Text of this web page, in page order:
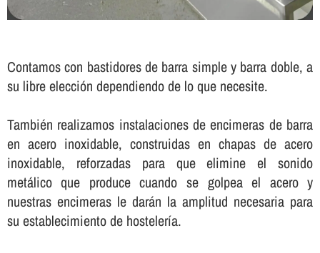
Contamos con bastidores de barra simple y barra doble, a
su libre elección dependiendo de lo que necesite.
También realizamos instalaciones de encimeras de barra
en acero inoxidable, construidas en chapas de acero
inoxidable, reforzadas para que elimine el sonido
metálico que produce cuando se golpea el acero y
nuestras encimeras le darán la amplitud necesaria para
su establecimiento de hostelerí­a.